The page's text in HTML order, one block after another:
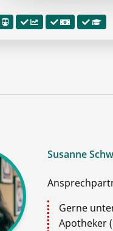
Susanne
Gerne
Apotheker